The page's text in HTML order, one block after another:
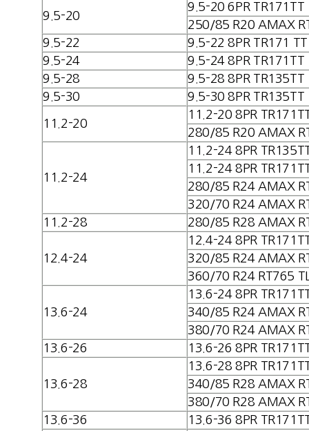
9.5-20
9.5-20 6PR TR171TT
250/85 R20 AMAX
9.5-22
9.5-22 8PR TR171 TT
9.5-24
9.5-24 8PR TR171TT
9.5-28
9.5-28 8PR TR135TT
9.5-30
9.5-30 8PR TR135TT
11.2-20
11.2-20 8PR
280/85 R20 AMAX
11.2-24
11.2-24 8PR
11.2-24 8PR
280/85 R24 AMAX
320/70 R24 AMAX
11.2-28
280/85 R28 AMAX
12.4-24
12.4-24 8PR
320/85 R24 AMAX
360/70 R24 RT765
13.6-24
13.6-24 8PR
340/85 R24 AMAX
380/70 R24 AMAX
13.6-26
13.6-26 8PR
13.6-28
13.6-28 8PR
340/85 R28 AMAX
380/70 R28 AMAX
13.6-36
13.6-36 8PR